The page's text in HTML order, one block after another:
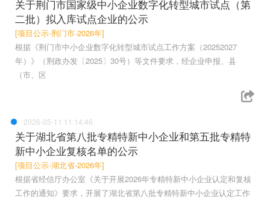
关于荆门市国家级中小企业数字化转型城市试点（第
二批）拟入库试点企业的公示
[项目公示-荆门市-2026年]
根据《荆门市中小企业数字化转型城市试点工作方案（20252027
年）》（荆政办发〔2025〕30号）等文件要求，经企业申报、县
（市、区
2026-05-11 11:14:46
关于湖北省第八批专精特新中小企业和第五批专精特
新中小企业复核名单的公示
[项目公示-湖北省-2026年]
根据省经信厅办公室《关于开展2026年专精特新中小企业认定和复核
工作的通知》要求，开展了湖北省第八批专精特新中小企业认定工作